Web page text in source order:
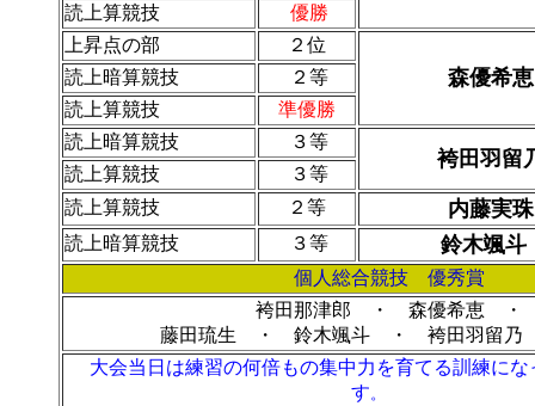
読上算競技
優勝
上昇点の部
２位
森優希恵
読上暗算競技
２等
読上算競技
準優勝
読上暗算競技
３等
袴田羽留
読上算競技
３等
読上算競技
２等 内藤実
読上暗算競技 ３等 鈴木颯斗
個人総合競技 優秀賞
袴田那津郎 ・ 森優希恵 ・ 石
藤田琉生 ・ 鈴木颯斗 ・ 袴田羽留乃
大会当日は練習の何倍もの集中力を育てる訓練にな
す。